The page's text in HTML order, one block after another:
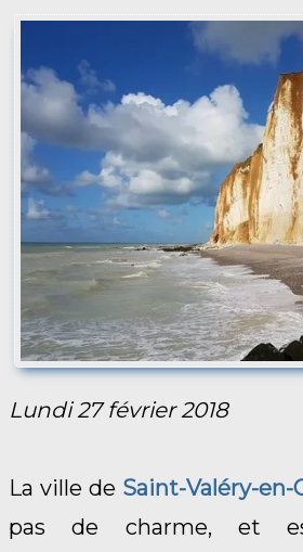
Lundi 27 février 2018
La ville de Saint-Valéry-en-
pas de charme, et